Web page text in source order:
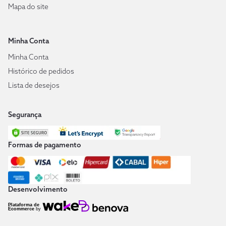
Mapa do site
Minha Conta
Minha Conta
Histórico de pedidos
Lista de desejos
Segurança
Formas de pagamento
Desenvolvimento